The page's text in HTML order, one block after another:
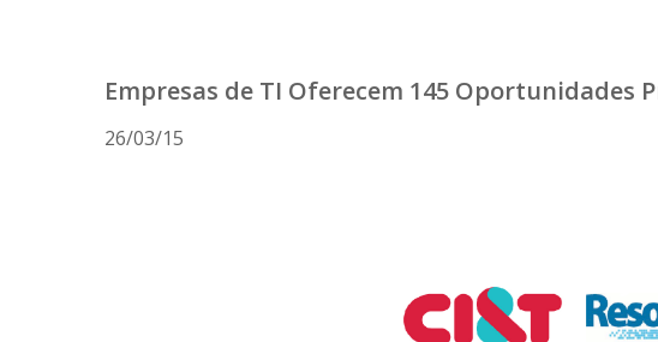
Empresas de TI Oferecem 145 Oportunidades
26/03/15